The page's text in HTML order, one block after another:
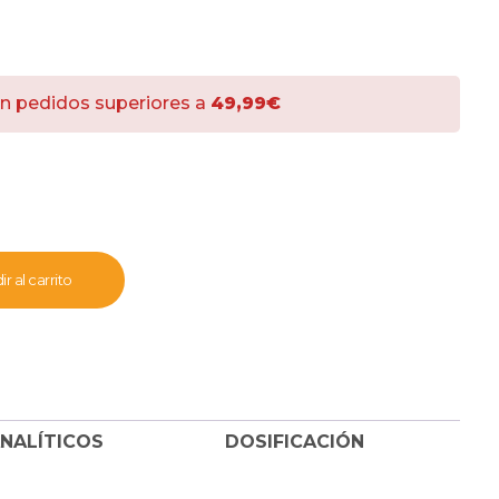
pedidos superiores a 49,99€
al carrito
DOSIFICACIÓN